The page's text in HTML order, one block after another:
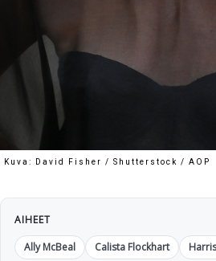
Kuva: David Fisher / Shutterstock / AOP
AIHEET
Ally McBeal
Calista Flockhart